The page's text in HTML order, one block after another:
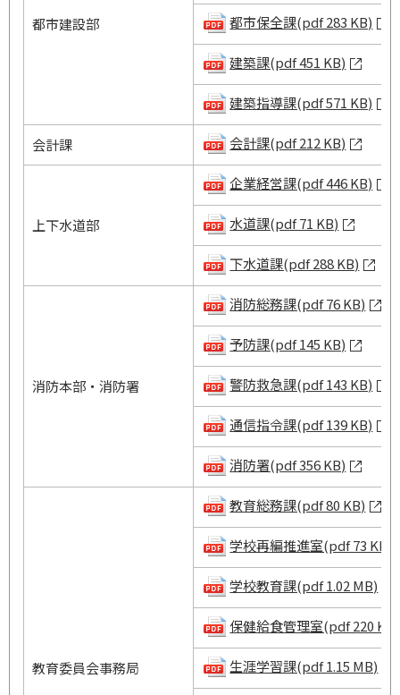
都市建設部 都市保全課(pdf 283 KB)
建築課(pdf 451 KB)
建築指導課(pdf 571 KB)
会計課 会計課(pdf 212 KB)
上下水道部
企業経営課(pdf 446 KB)
水道課(pdf 71 KB)
下水道課(pdf 288 KB)
消防本部・消防署
消防総務課(pdf 76 KB)
予防課(pdf 145 KB)
警防救急課(pdf 143 KB)
通信指令課(pdf 139 KB)
消防署(pdf 356 KB)
教育委員会事務局
教育総務課(pdf 80 KB)
学校再編推進室(pdf 73 KB)
学校教育課(pdf 1.02 MB)
保健給食管理室(pdf 220 KB)
生涯学習課(pdf 1.15 MB)